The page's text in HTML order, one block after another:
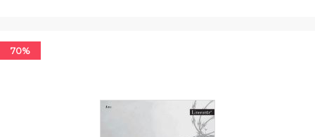
70%